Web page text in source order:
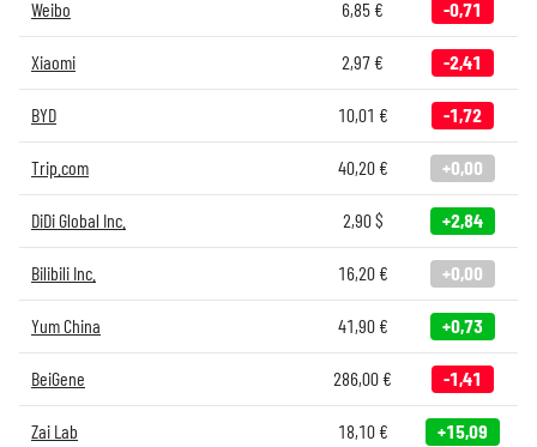
Weibo 6,85 € -0,71
Xiaomi 2,97 € -2,41
BYD 10,01 € -1,72
Trip.com 40,20€ +0,00
DiDi Global Inc. 2,90$ +2,84
Bilibili Inc. 16,20€ +0,00
Yum China 41,90€ +0,73
BeiGene 286,00 € -1,41
Zai Lab 18,10€ +15,09